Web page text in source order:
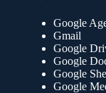
Google
Gmail
Google
Google
Google
Google